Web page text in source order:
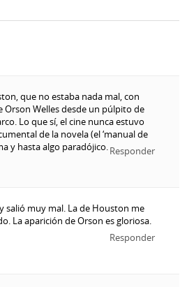
que no estaba nada mal, con
Welles desde un púlpito de
Lo que sí, el cine nunca estuvo
de la novela (el ‘manual de
y hasta algo paradójico.Responder
salió muy mal. La de Houston me
La aparición de Orson es gloriosa.
Responder